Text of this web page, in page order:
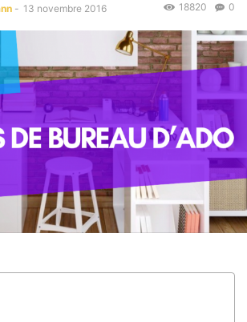
- 13 novembre 2016 0
18820